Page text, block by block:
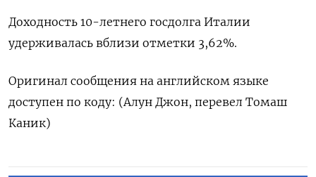
Доходность 10-летнего госдолга Италии
удерживалась вблизи отметки 3,62%.
Оригинал сообщения на английском языке
доступен по коду: (Алун Джон, перевел Томаш
Каник)